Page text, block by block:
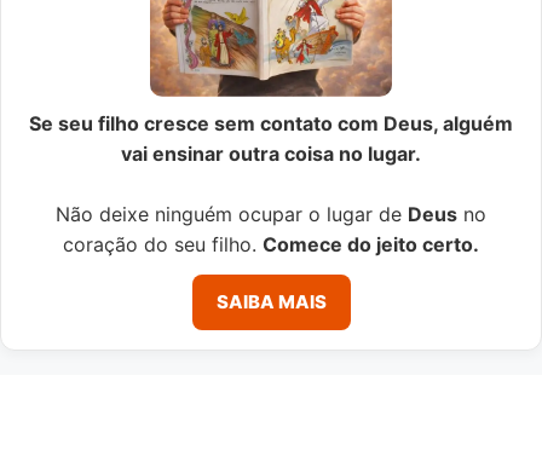
Se seu filho cresce sem contato com Deus, alguém
vai ensinar outra coisa no lugar.
Não deixe ninguém ocupar o lugar de Deus no
coração do seu filho. Comece do jeito certo.
SAIBA MAIS